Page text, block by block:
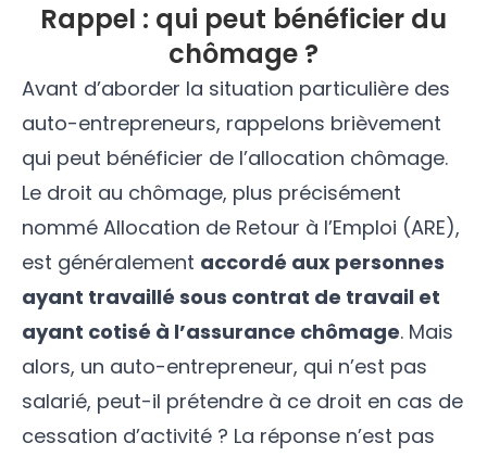
Rappel : qui peut bénéficier du
chômage ?
Avant d’aborder la situation particulière des
auto-entrepreneurs, rappelons brièvement
qui peut bénéficier de l’allocation chômage.
Le droit au chômage, plus précisément
nommé Allocation de Retour à l’Emploi (ARE),
est généralement accordé aux personnes
ayant travaillé sous contrat de travail et
ayant cotisé à l’assurance chômage. Mais
alors, un auto-entrepreneur, qui n’est pas
salarié, peut-il prétendre à ce droit en cas de
cessation d’activité ? La réponse n’est pas